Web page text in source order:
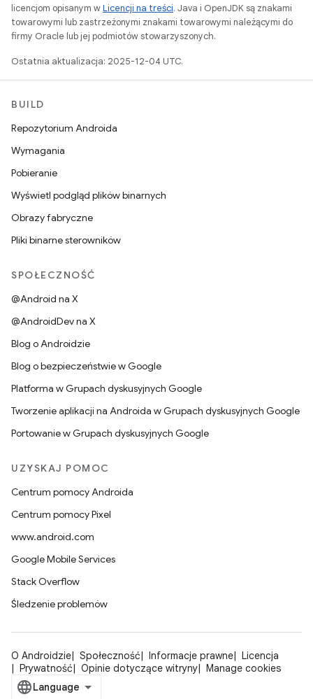
licencjom opisanym wLicencji na treści. Java i OpenJDK są znakami
towarowymi lub zastrzeżonymi znakami towarowymi należącymi do
firmy Oracle lub jej podmiotów stowarzyszonych.
Ostatnia aktualizacja: 2025-12-04 UTC.
BUILD
Repozytorium Androida
Wymagania
Pobieranie
Wyświetl podgląd plików binarnych
Obrazy fabryczne
Pliki binarne sterowników
SPOŁECZNOŚĆ
@Android na X
@AndroidDev na X
Blog o Androidzie
Blog o bezpieczeństwie w Google
Platforma w Grupach dyskusyjnych Google
Tworzenie aplikacji na Androida w Grupach dyskusyjnych Google
Portowanie w Grupach dyskusyjnych Google
UZYSKAJ POMOC
Centrum pomocy Androida
Centrum pomocy Pixel
www.android.com
Google Mobile Services
Stack Overflow
Śledzenie problemów
O Androidzie Społeczność Informacje prawne
Licencja
Prywatność
Opinie dotyczące witryny Manage cookies